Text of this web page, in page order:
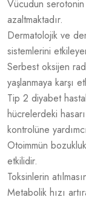
Vücudun
azaltmaktadır.
Dermatolojik ve
sistemlerini
Serbest oksijen
yaşlanmaya karşı
Tip 2 diyabet
hücrelerdeki
kontrolüne
Otoimmün
etkilidir.
Toksinlerin
Metabolik hızı